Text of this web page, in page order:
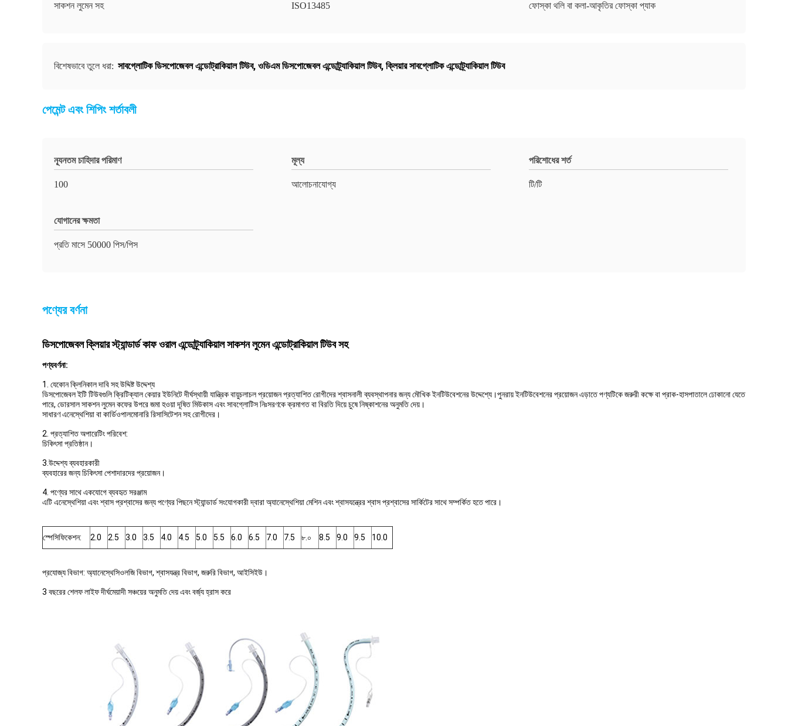
সাকশন লুমেন সহ ISO13485 ফোস্কা থলি বা কলা-আকৃতির ফোস্কা প্যাক
বিশেষভাবে তুলে ধরা: সাবগ্লোটিক ডিসপোজেবল এন্ডোট্রাকিয়াল টিউব, ওডিএম ডিসপোজেবল এন্ডোট্র্যাকিয়াল টিউব, ক্লিয়ার সাবগ্লোটিক এন্ডোট্র্যাকিয়াল টিউব
পেমেন্ট এবং শিপিং শর্তাবলী
ন্যূনতম চাহিদার পরিমাণ
100
মূল্য
আলোচনাযোগ্য
পরিশোধের শর্ত
টি/টি
যোগানের ক্ষমতা
প্রতি মাসে 50000 পিস/পিস
পণ্যের বর্ণনা
ডিসপোজেবল ক্লিয়ার স্ট্যান্ডার্ড কাফ ওরাল এন্ডোট্র্যাকিয়াল সাকশন লুমেন এন্ডোট্রাকিয়াল টিউব সহ
পণ্যবর্ণনা:
1. যেকোন ক্লিনিকাল দাবি সহ উদ্দিষ্ট উদ্দেশ্য
ডিসপোজেবল ইটি টিউবগুলি ক্রিটিক্যাল কেয়ার ইউনিটে দীর্ঘস্থায়ী যান্ত্রিক বায়ুচলাচল প্রয়োজন প্রত্যাশিত রোগীদের শ্বাসনালী ব্যবস্থাপনার জন্য মৌখিক ইনটিউবেশনের উদ্দেশ্যে।পুনরায় ইনটিউবেশনের প্রয়োজন এড়াতে পণ্যটিকে জরুরী কক্ষে বা প্রাক-হাসপাতালে ঢোকানো যেতে
পারে, ডোরসাল সাকশন লুমেন কফের উপরে জমা হওয়া দূষিত মিউকাস এবং সাবগ্লোটিস নিঃসরণকে ক্রমাগত বা বিরতি দিয়ে চুষে নিষ্কাশনের অনুমতি দেয়।
সাধারণ এনেস্থেশিয়া বা কার্ডিওপালমোনারি রিসাসিটেশন সহ রোগীদের।
2. প্রত্যাশিত অপারেটিং পরিবেশ:
চিকিৎসা প্রতিষ্ঠান।
3.উদ্দেশ্য ব্যবহারকারী
ব্যবহারের জন্য চিকিৎসা পেশাদারদের প্রয়োজন।
4. পণ্যের সাথে একযোগে ব্যবহৃত সরঞ্জাম
এটি এনেস্থেশিয়া এবং শ্বাস প্রশ্বাসের জন্য পণ্যের পিছনে স্ট্যান্ডার্ড সংযোগকারী দ্বারা অ্যানেস্থেশিয়া মেশিন এবং শ্বাসযন্ত্রের শ্বাস প্রশ্বাসের সার্কিটের সাথে সম্পর্কিত হতে পারে।
স্পেসিফিকেশন: 2.0 2.5 3.0 3.5 4.0 4.5 5.0 5.5 6.0 6.5 7.0 7.5 ৮.০ 8.5 9.0 9.5 10.0
প্রযোজ্য বিভাগ: অ্যানেস্থেসিওলজি বিভাগ, শ্বাসযন্ত্র বিভাগ, জরুরি বিভাগ, আইসিইউ।
3 বছরের শেলফ লাইফ দীর্ঘমেয়াদী সঞ্চয়ের অনুমতি দেয় এবং বর্জ্য হ্রাস করে